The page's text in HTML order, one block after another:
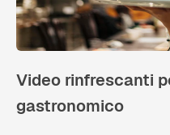
Video rinfrescanti
gastronomico